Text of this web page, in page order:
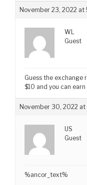
November 23, 2022 at
WL
Guest
Guess the exchange
$10 and you can
November 30, 2022 at
US
Guest
%ancor_text%